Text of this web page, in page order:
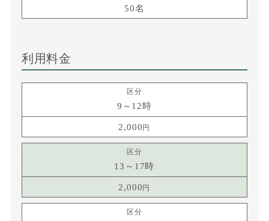
50名
利用料金
9～12時
2,000
13～17時
2,000